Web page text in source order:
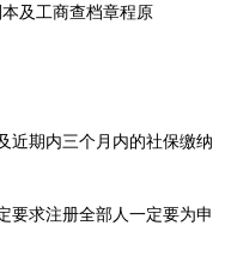
及工商查档章程原
近期内三个月内的社保缴纳
要求注册全部人一定要为申